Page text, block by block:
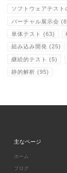
ソフトウェアテスト
バーチャル展示会
単体テスト (63)
組み込み開発 (25)
継続的テスト (5)
静的解析 (95)
主なページ
ホーム
ブログ